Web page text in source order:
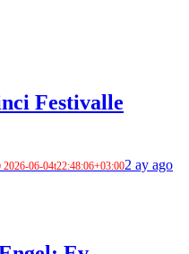
Festivalle
2 ay ago